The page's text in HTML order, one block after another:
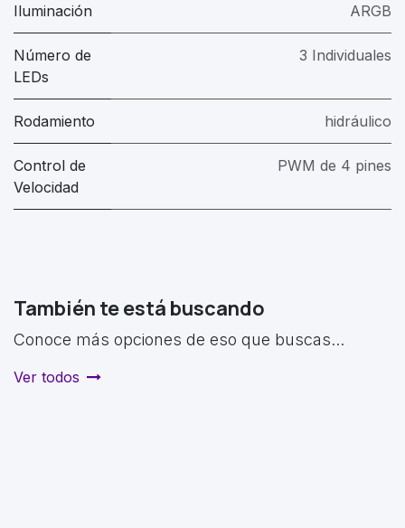
Iluminación ARGB
Número de
LEDs
3 Individuales
Rodamiento hidráulico
Control de
Velocidad
PWM de 4 pines
También te está buscando
Conoce más opciones de eso que buscas...
Ver todos